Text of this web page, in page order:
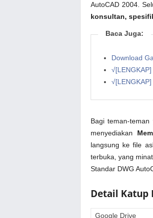
AutoCAD 2004.
konsultan,
Baca Juga:
Download
Bagi teman-
menyediakan
langsung ke file
terbuka, yang
Standar DWG
Detail Katup
Google Drive